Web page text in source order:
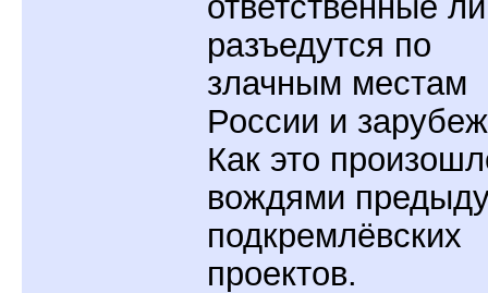
разъедутся по
злачным местам
России и
Как это
вождями
подкремлёвских
проектов.